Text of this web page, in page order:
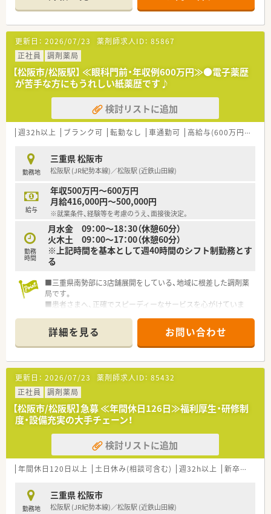
■新しくきれいな店舗で、快適な就業環境です。
■学術をしたい、人事をしたい、営業をしたい・・・など、志があれ
ばそれを叶えるフィールドがあります♪
更新日： 2026/07/23 薬剤師求人ID： 85867
正社員
調剤薬局
【松阪市/松阪駅】 ≪眼科門前・年収例600万円≫●電子薬歴
が苦手な方にもうれしい紙薬歴です♪
検討リストに追加
週32h以上 ブランク可 転勤なし 車通勤可 高給与(600万円以上)
勤務地
三重県 松阪市
松阪駅 (JR紀勢本線)／松阪駅 (近鉄山田線)
給与
年収500万円～600万円
月給416,000円～500,000円
※就業条件、経験等を考慮のうえ、面接後決定。
勤務
時間
月水金 09：00～18：30（休憩60分）
火木土 09：00～17：00（休憩60分）
※上記時間を基本として週40時間のシフト制勤務とす
る
■三重県南勢部に3店舗展開をしている、地域に根差した調剤薬
局です。
■患者さまへ、正確でスピーディーなサービスを心がけていま
■応援勤務ができる方もおり、有休休暇の取得もしやすい環境で
す♪
詳細を見る お問い合わせ
更新日： 2026/07/23 薬剤師求人ID： 85432
正社員
調剤薬局
【松阪市/松阪駅】急募 ≪年間休日126日≫福利厚生・研修制
度・設備充実の大手チェーン！
検討リストに追加
年間休日120日以上 土日休み(相談可含む) 週32h以上 新卒可
勤務地
三重県 松阪市
松阪駅 (JR紀勢本線)／松阪駅 (近鉄山田線)